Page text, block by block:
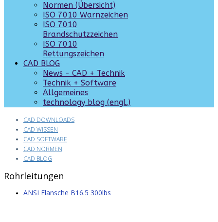
Normen (Übersicht)
ISO 7010 Warnzeichen
ISO 7010
Brandschutzzeichen
ISO 7010
Rettungszeichen
CAD BLOG
News - CAD + Technik
Technik + Software
Allgemeines
technology blog (engl.)
CAD DOWNLOADS
CAD WISSEN
CAD SOFTWARE
CAD NORMEN
CAD BLOG
Rohrleitungen
ANSI Flansche B16.5 300lbs